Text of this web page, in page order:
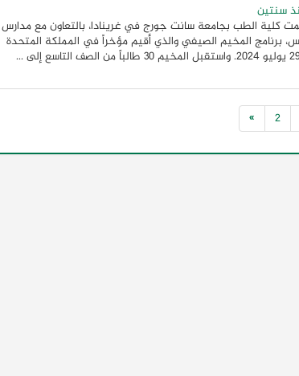
سنتين
كلية الطب بجامعة سانت جورج في غرينادا، بالتعاون مع مدارس
برنامج المخيم الصيفي والذي أقيم مؤخراً في المملكة المتحدة
2
»